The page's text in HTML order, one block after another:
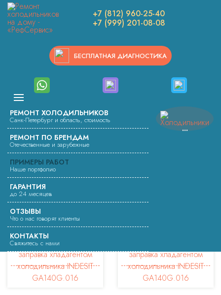
+7 (812) 960-25-40
+7 (999) 201-08-08
БЕСПЛАТНАЯ ДИАГНОСТИКА
РЕМОНТ ХОЛОДИЛЬНИКОВ
Санк-Петербург и область, стоимость
РЕМОНТ ПО БРЕНДАМ
Отечественные и зарубежные
ПРИМЕРЫ РАБОТ
Наше портфолио
ГАРАНТИЯ
до 24 месяцев
ОТЗЫВЫ
Что о нас говорят клиенты
КОНТАКТЫ
Свяжитесь с нами
Вы здесь:
Ремонт холодильников
Работы по ремонту холодильников
Замена термостата и заправка хладагентом холодильника INDESIT
ЗАМЕНА ТЕРМОСТАТА И
ЗАПРАВКА ХЛАДАГЕНТОМ
ХОЛОДИЛЬНИКА INDESIT
GA140G.016
Мастер серсвисного центра выполнил замену термостата и
заправку хладагентом холодильника INDESIT GA140G.016.